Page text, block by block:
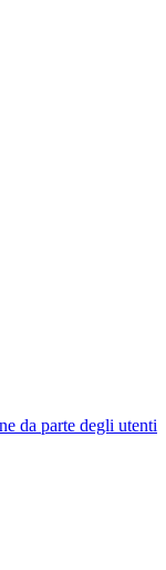
da parte degli utenti